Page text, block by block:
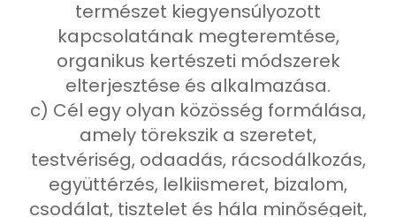
természet kiegyensúlyozott
kapcsolatának megteremtése,
organikus kertészeti módszerek
elterjesztése és alkalmazása.
c) Cél egy olyan közösség formálása,
amely törekszik a szeretet,
testvériség, odaadás, rácsodálkozás,
együttérzés, lelkiismeret, bizalom,
csodálat, tisztelet és hála minőségeit,